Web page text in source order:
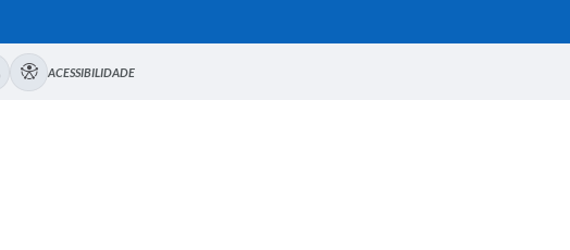
ACESSIBILIDADE